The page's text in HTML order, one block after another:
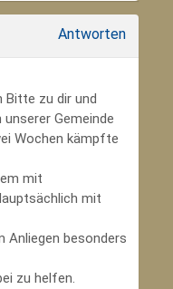
Antworten
Bitte zu dir und
Gemeinde
Wochen kämpfte
mit
mit
Anliegen besonders
zu helfen.